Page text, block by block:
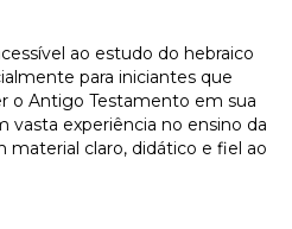
ao estudo do hebraico
para iniciantes que
o Antigo Testamento em sua
vasta experiência no ensino da
material claro, didático e fiel ao